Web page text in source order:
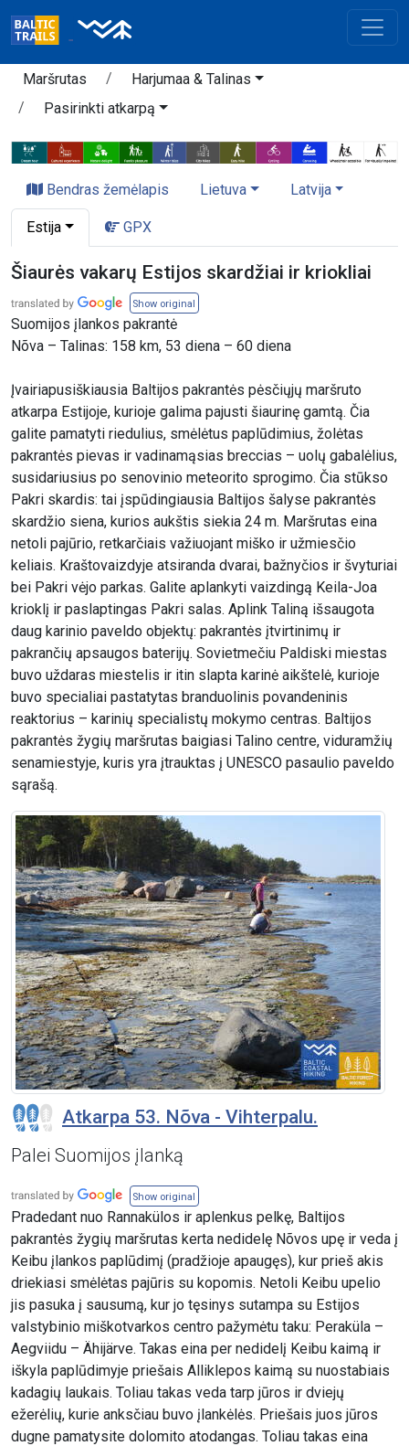
Maršrutas
Harjumaa & Talinas
Pasirinkti atkarpą
Bendras žemėlapis Lietuva Latvija
Estija GPX
Šiaurės vakarų Estijos skardžiai ir kriokliai
Show original
Suomijos įlankos pakrantė
Nõva – Talinas: 158 km, 53 diena – 60 diena
Įvairiapusiškiausia Baltijos pakrantės pėsčiųjų maršruto
atkarpa Estijoje, kurioje galima pajusti šiaurinę gamtą. Čia
galite pamatyti riedulius, smėlėtus paplūdimius, žolėtas
pakrantės pievas ir vadinamąsias breccias – uolų gabalėlius,
susidariusius po senovinio meteorito sprogimo. Čia stūkso
Pakri skardis: tai įspūdingiausia Baltijos šalyse pakrantės
skardžio siena, kurios aukštis siekia 24 m. Maršrutas eina
netoli pajūrio, retkarčiais važiuojant miško ir užmiesčio
keliais. Kraštovaizdyje atsiranda dvarai, bažnyčios ir švyturiai
bei Pakri vėjo parkas. Galite aplankyti vaizdingą Keila-Joa
krioklį ir paslaptingas Pakri salas. Aplink Taliną išsaugota
daug karinio paveldo objektų: pakrantės įtvirtinimų ir
pakrančių apsaugos baterijų. Sovietmečiu Paldiski miestas
buvo uždaras miestelis ir itin slapta karinė aikštelė, kurioje
buvo specialiai pastatytas branduolinis povandeninis
reaktorius – karinių specialistų mokymo centras. Baltijos
pakrantės žygių maršrutas baigiasi Talino centre, viduramžių
senamiestyje, kuris yra įtrauktas į UNESCO pasaulio paveldo
sąrašą.
Atkarpa 53. Nõva - Vihterpalu.
Palei Suomijos įlanką
Show original
Pradedant nuo Rannakülos ir aplenkus pelkę, Baltijos
pakrantės žygių maršrutas kerta nedidelę Nõvos upę ir veda į
Keibu įlankos paplūdimį (pradžioje apaugęs), kur prieš akis
driekiasi smėlėtas pajūris su kopomis. Netoli Keibu upelio
jis pasuka į sausumą, kur jo tęsinys sutampa su Estijos
valstybinio miškotvarkos centro pažymėtu taku: Peraküla –
Aegviidu – Ähijärve. Takas eina per nedidelį Keibu kaimą ir
iškyla paplūdimyje priešais Alliklepos kaimą su nuostabiais
kadagių laukais. Toliau takas veda tarp jūros ir dviejų
ežerėlių, kurie anksčiau buvo įlankėlės. Priešais juos jūros
dugne pamatysite dolomito atodangas. Toliau takas eina